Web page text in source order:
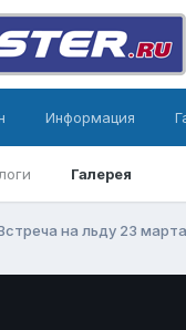
Галерея
Информация
на льду 23